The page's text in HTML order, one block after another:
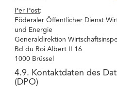
Per Post:
Föderaler Öffentlicher Dienst
und Energie
Generaldirektion
Bd du Roi Albert II 16
1000 Brüssel
4.9. Kontaktdaten des
(DPO)